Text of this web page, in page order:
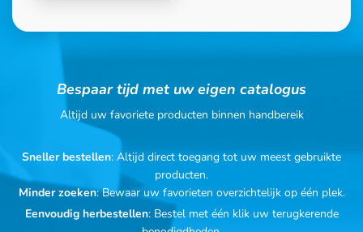
Bespaar tijd met uw eigen catalogus
Altijd uw favoriete producten binnen handbereik
Sneller bestellen: Altijd direct toegang tot uw meest gebruikte
producten.
Minder zoeken: Bewaar uw favorieten overzichtelijk op één plek.
Eenvoudig herbestellen: Bestel met één klik uw terugkerende